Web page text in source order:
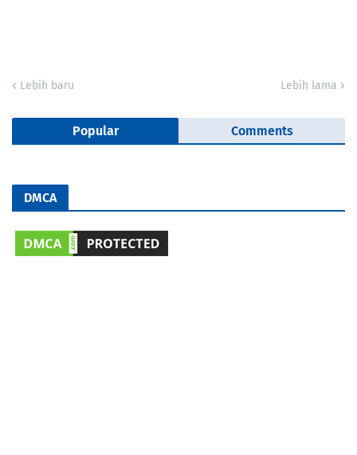
Lebih baru Lebih lama
Popular Comments
DMCA